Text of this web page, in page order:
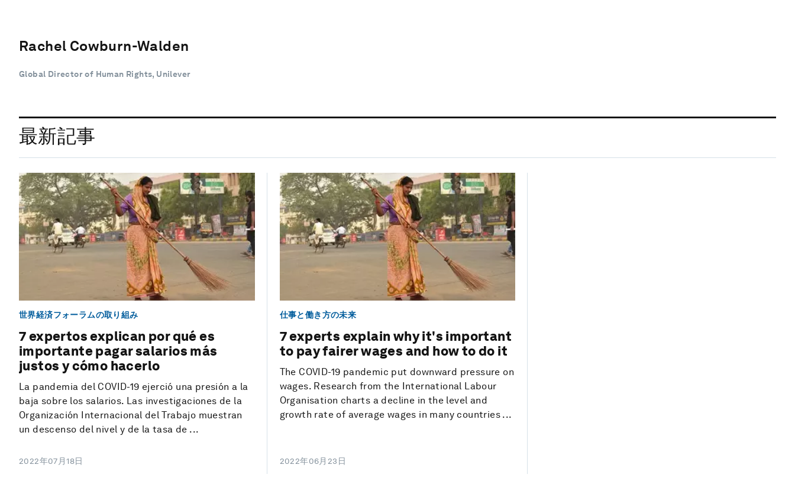
Rachel Cowburn-Walden
Global Director of Human Rights, Unilever
最新記事
世界経済フォーラムの取り組み
7 expertos explican por qué es
importante pagar salarios más
justos y cómo hacerlo
La pandemia del COVID-19 ejerció una presión a la
baja sobre los salarios. Las investigaciones de la
Organización Internacional del Trabajo muestran
un descenso del nivel y de la tasa de ...
2022年07月18日
仕事と働き方の未来
7 experts explain why it's important
to pay fairer wages and how to do it
The COVID-19 pandemic put downward pressure on
wages. Research from the International Labour
Organisation charts a decline in the level and
growth rate of average wages in many countries ...
2022年06月23日